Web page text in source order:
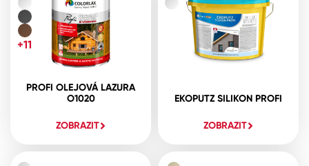
PROFI OLEJOVÁ LAZURA
O1020
ZOBRAZIT
+11
EKOPUTZ SILIKON PROFI
ZOBRAZIT